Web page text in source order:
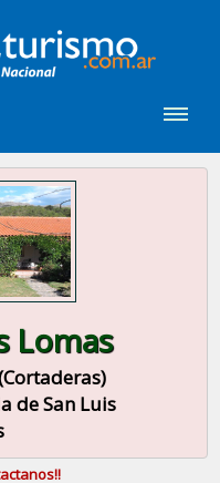
Lomas
de San Luis